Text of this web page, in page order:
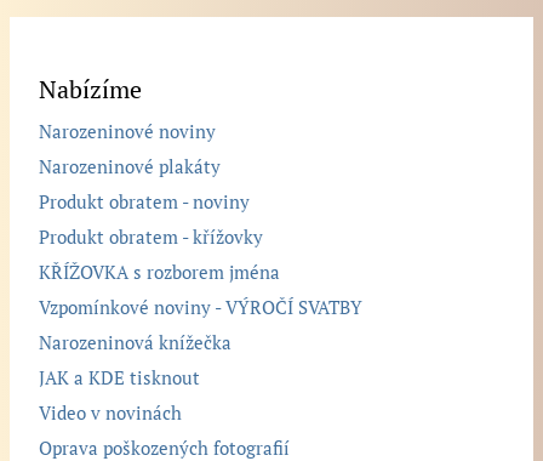
Nabízíme
Narozeninové noviny
Narozeninové plakáty
Produkt obratem - noviny
Produkt obratem - křížovky
KŘÍŽOVKA s rozborem jména
Vzpomínkové noviny - VÝROČÍ SVATBY
Narozeninová knížečka
JAK a KDE tisknout
Video v novinách
Oprava poškozených fotografií